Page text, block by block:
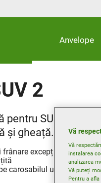
Anvelope
2
pentru SUV de
și gheață.
excepționale pe
carosabilul ud
Vă
Vă
instalarea
analizarea
Vă puteți
Pentru a